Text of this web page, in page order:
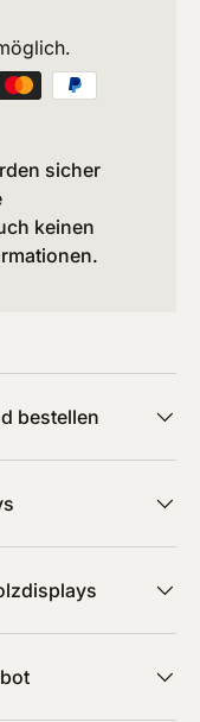
sicher
keinen
bestellen